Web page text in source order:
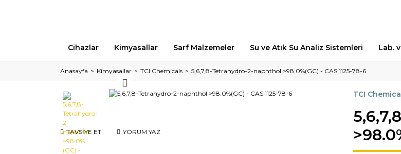
Cihazlar Kimyasallar Sarf Malzemeler Su ve Atık Su Analiz Sistemleri Lab.
Anasayfa Kimyasallar TCI Chemicals 5,6,7,8-Tetrahydro-2-naphthol >98.0%(GC) - CAS 1125-78-6
TAVSİYE ET YORUM YAZ
TCI